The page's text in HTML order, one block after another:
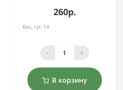
260р.
Вес, гр: 14
- +
В корзину